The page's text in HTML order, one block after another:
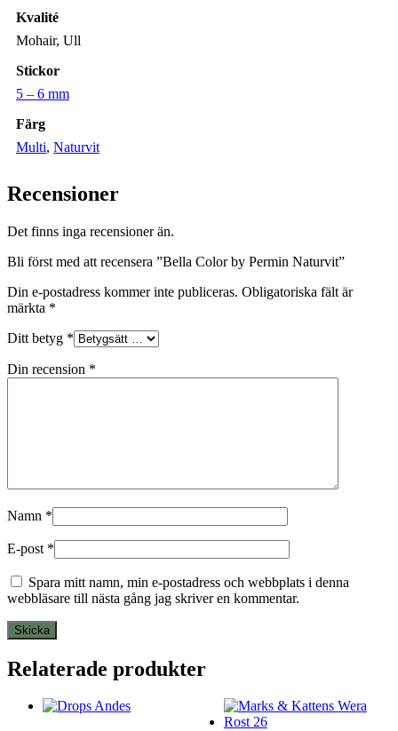
Kvalité
Mohair, Ull
Stickor
5 – 6 mm
Färg
Multi, Naturvit
Recensioner
Det finns inga recensioner än.
Bli först med att recensera ”Bella Color by Permin Naturvit”
Din e-postadress kommer inte publiceras. Obligatoriska fält är
märkta *
Ditt betyg *
Din recension *
Namn *
E-post *
Spara mitt namn, min e-postadress och webbplats i denna
webbläsare till nästa gång jag skriver en kommentar.
Relaterade produkter